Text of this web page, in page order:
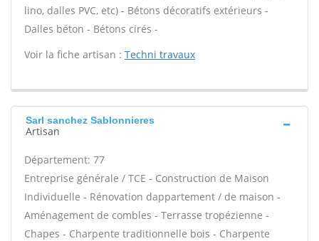
lino, dalles PVC, etc) - Bétons décoratifs extérieurs -
Dalles béton - Bétons cirés -
Voir la fiche artisan : Techni travaux
Sarl sanchez Sablonnieres
Artisan
Département: 77
Entreprise générale / TCE - Construction de Maison
Individuelle - Rénovation dappartement / de maison -
Aménagement de combles - Terrasse tropézienne -
Chapes - Charpente traditionnelle bois - Charpente